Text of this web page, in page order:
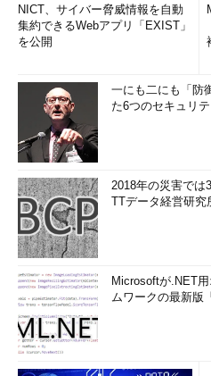
NICT、サイバー脅威情報を自動
集約できるWebアプリ「EXIST」
を公開
一にも二にも「
た6つのセキュリ
2018年の災害では
TTデータ経営研究
Microsoftが.NET
ムワークの最新版